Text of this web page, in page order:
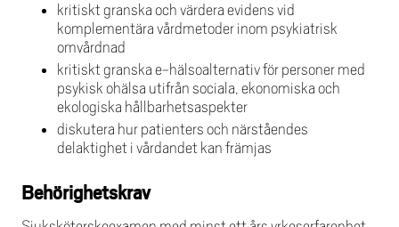
kritiskt granska och värdera evidens vid
komplementära vårdmetoder inom psykiatrisk
omvårdnad
kritiskt granska e-hälsoalternativ för personer med
psykisk ohälsa utifrån sociala, ekonomiska och
ekologiska hållbarhetsaspekter
diskutera hur patienters och närståendes
delaktighet i vårdandet kan främjas
Behörighetskrav